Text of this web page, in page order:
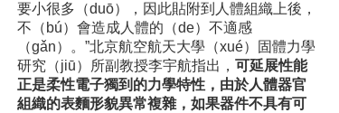
要小很多（duō），因此貼附到人體組織上後，
不（bú）會造成人體的（de）不適感
（gǎn）。”北京航空航天大學（xué）固體力學
研究（jiū）所副教授李宇航指出，可延展性能
正是柔性電子獨到的力學特性，由於人體器官
組織的表麵形貌異常複雜，如果器件不具有可